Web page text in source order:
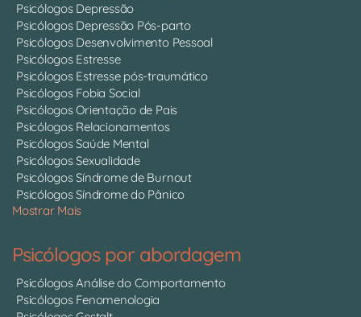
Psicólogos Depressão
Psicólogos Depressão Pós-parto
Psicólogos Desenvolvimento Pessoal
Psicólogos Estresse
Psicólogos Estresse pós-traumático
Psicólogos Fobia Social
Psicólogos Orientação de Pais
Psicólogos Relacionamentos
Psicólogos Saúde Mental
Psicólogos Sexualidade
Psicólogos Síndrome de Burnout
Psicólogos Síndrome do Pânico
Mostrar Mais
Psicólogos por abordagem
Psicólogos Análise do Comportamento
Psicólogos Fenomenologia